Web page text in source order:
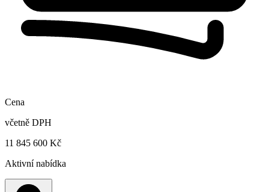
Cena
včetně DPH
11 845 600 Kč
Aktivní nabídka